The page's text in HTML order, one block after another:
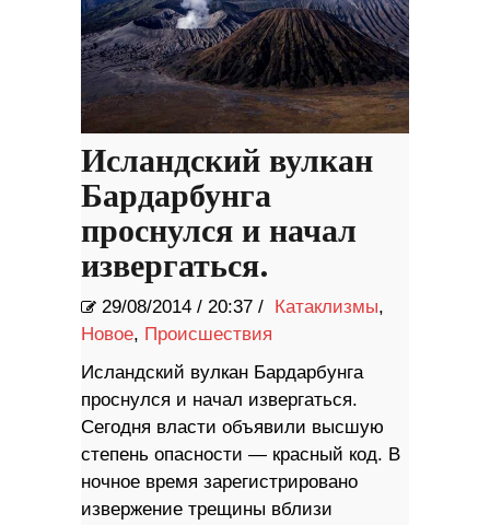
Исландский вулкан
Бардарбунга
проснулся и начал
извергаться.
29/08/2014 / 20:37 / Катаклизмы,
Новое, Происшествия
Исландский вулкан Бардарбунга
проснулся и начал извергаться.
Сегодня власти объявили высшую
степень опасности — красный код. В
ночное время зарегистрировано
извержение трещины вблизи